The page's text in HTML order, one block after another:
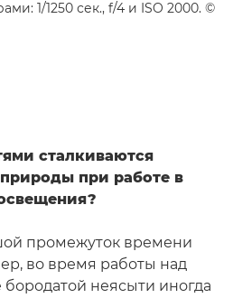
1/1250 сек., f/4 и ISO 2000. ©
сталкиваются
при работе в
промежуток времени
во время работы над
неясыти иногда